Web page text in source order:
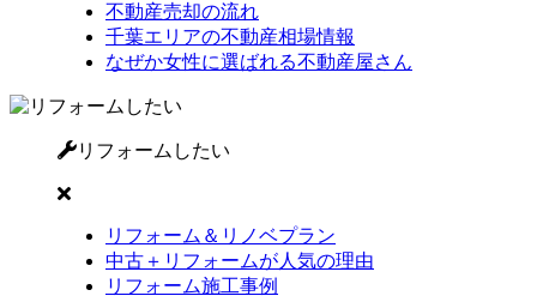
不動産売却の流れ
千葉エリアの不動産相場情報
なぜか女性に選ばれる不動産屋さん
リフォームしたい
リフォーム＆リノベプラン
中古＋リフォームが人気の理由
リフォーム施工事例